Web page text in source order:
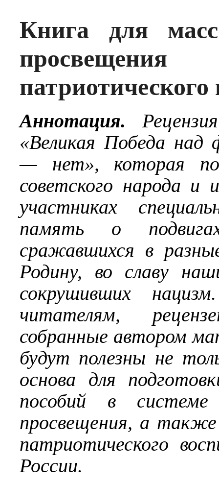
Книга для
Аннотация.
«Великая Победа
— нет», которая
советского народа и
участниках
память о
сражавшихся в
Родину, во славу
сокрушивших
читателям,
собранные автором
будут полезны не
основа для
пособий в системе
просвещения, а
патриотического
России.